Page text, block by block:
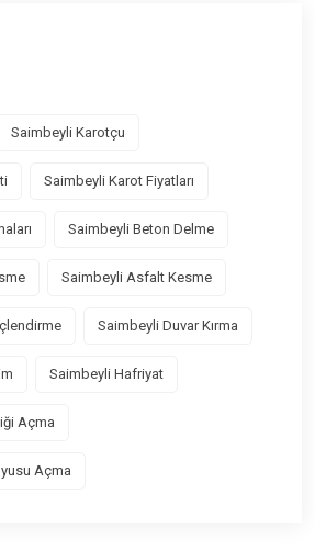
Saimbeyli Karotçu
Saimbeyli Karot Fiyatları
Saimbeyli Beton Delme
Saimbeyli Asfalt Kesme
Saimbeyli Duvar Kırma
Saimbeyli Hafriyat
Açma
Açma